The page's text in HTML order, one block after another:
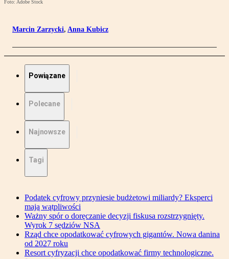
Foto: Adobe Stock
Marcin Zarzycki, Anna Kubicz
Powiązane
Polecane
Najnowsze
Tagi
Podatek cyfrowy przyniesie budżetowi miliardy? Eksperci
mają wątpliwości
Ważny spór o doręczanie decyzji fiskusa rozstrzygnięty.
Wyrok 7 sędziów NSA
Rząd chce opodatkować cyfrowych gigantów. Nowa danina
od 2027 roku
Resort cyfryzacji chce opodatkować firmy technologiczne.